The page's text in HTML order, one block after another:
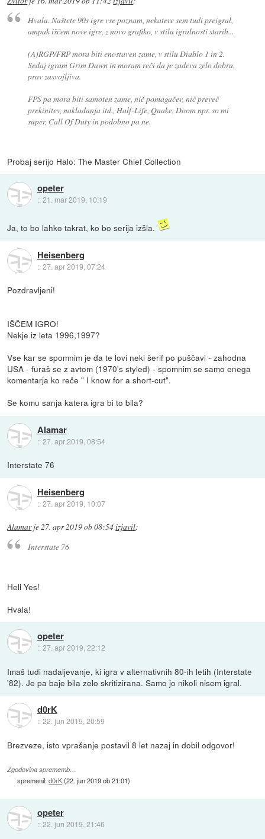
Hvala. Naštete 90s igre vse poznam, nekatere sem tudi preigral,
ampak iščem nove igre, z novo grafiko, v stilu igralnosti starih...
(A)RGP/FRP mora biti enostaven zame, v stilu Diablo 1 in 2.
Sedaj igram Grim Dawn in moram reči da je zadeva zelo dobra,
prav zasvojljiva.
FPS pa mora biti samoten zame, nič pomagačev, nič preveč
prekinitev, nakladanja itd., Half-Life, Quake, Doom npr. so mi
super, Call Of Duty in podobno pa ne.
Probaj serijo Halo: The Master Chief Collection
opeter
::21. mar 2019, 10:19
Ja, to bo lahko takrat, ko bo serija izšla.
Heisenberg
::27. apr 2019, 07:24
Pozdravljeni!
IŠČEM IGRO!
Nekje iz leta 1996,1997?
Vse kar se spomnim je da te lovi neki šerif po puščavi - zahodna
USA - furaš se z avtom (1970's styled) - spomnim se samo enega
komentarja ko reče " I know for a short-cut".
Se komu sanja katera igra bi to bila?
Alamar
::27. apr 2019, 08:54
Interstate 76
Heisenberg
::27. apr 2019, 10:07
Alamarje27. apr 2019 ob 08:54izjavil:
Interstate 76
Hell Yes!
Hvala!
opeter
::27. apr 2019, 22:12
Imaš tudi nadaljevanje, ki igra v alternativnih 80-ih letih (Interstate
'82). Je pa baje bila zelo skritizirana. Samo jo nikoli nisem igral.
d0rK
::22. jun 2019, 20:59
Brezveze, isto vprašanje postavil 8 let nazaj in dobil odgovor!
Zgodovina sprememb…
spremenil:d0rK(22. jun 2019 ob 21:01)
opeter
::22. jun 2019, 21:46